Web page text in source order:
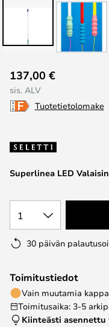
to
the
beginning
the
images
gallery
Superlinea LED
137,00 €
sis. ALV
Tuotetietolomake
1
30 päivän
Toimitustiedot
Vain muutamia
Toimitusaika: 3-5
Kiinteästi asennettu